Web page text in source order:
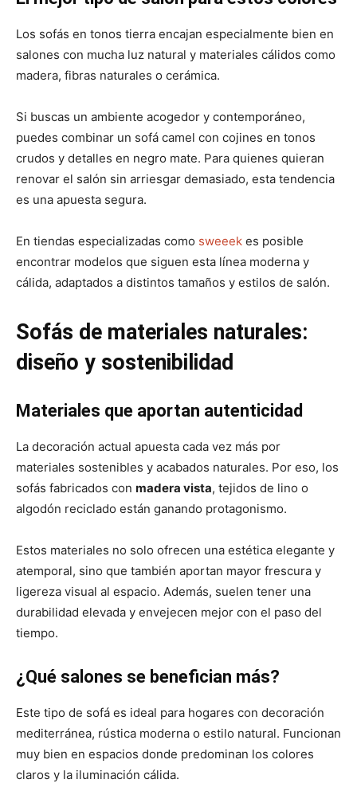
Los sofás en tonos tierra encajan especialmente bien en
salones con mucha luz natural y materiales cálidos como
madera, fibras naturales o cerámica.
Si buscas un ambiente acogedor y contemporáneo,
puedes combinar un sofá camel con cojines en tonos
crudos y detalles en negro mate. Para quienes quieran
renovar el salón sin arriesgar demasiado, esta tendencia
es una apuesta segura.
En tiendas especializadas como sweeek es posible
encontrar modelos que siguen esta línea moderna y
cálida, adaptados a distintos tamaños y estilos de salón.
Sofás de materiales naturales:
diseño y sostenibilidad
Materiales que aportan autenticidad
La decoración actual apuesta cada vez más por
materiales sostenibles y acabados naturales. Por eso, los
sofás fabricados con madera vista, tejidos de lino o
algodón reciclado están ganando protagonismo.
Estos materiales no solo ofrecen una estética elegante y
atemporal, sino que también aportan mayor frescura y
ligereza visual al espacio. Además, suelen tener una
durabilidad elevada y envejecen mejor con el paso del
tiempo.
¿Qué salones se benefician más?
Este tipo de sofá es ideal para hogares con decoración
mediterránea, rústica moderna o estilo natural. Funcionan
muy bien en espacios donde predominan los colores
claros y la iluminación cálida.